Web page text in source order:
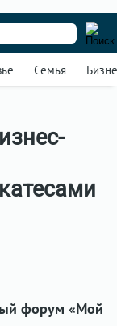
Семья
форум «Мой